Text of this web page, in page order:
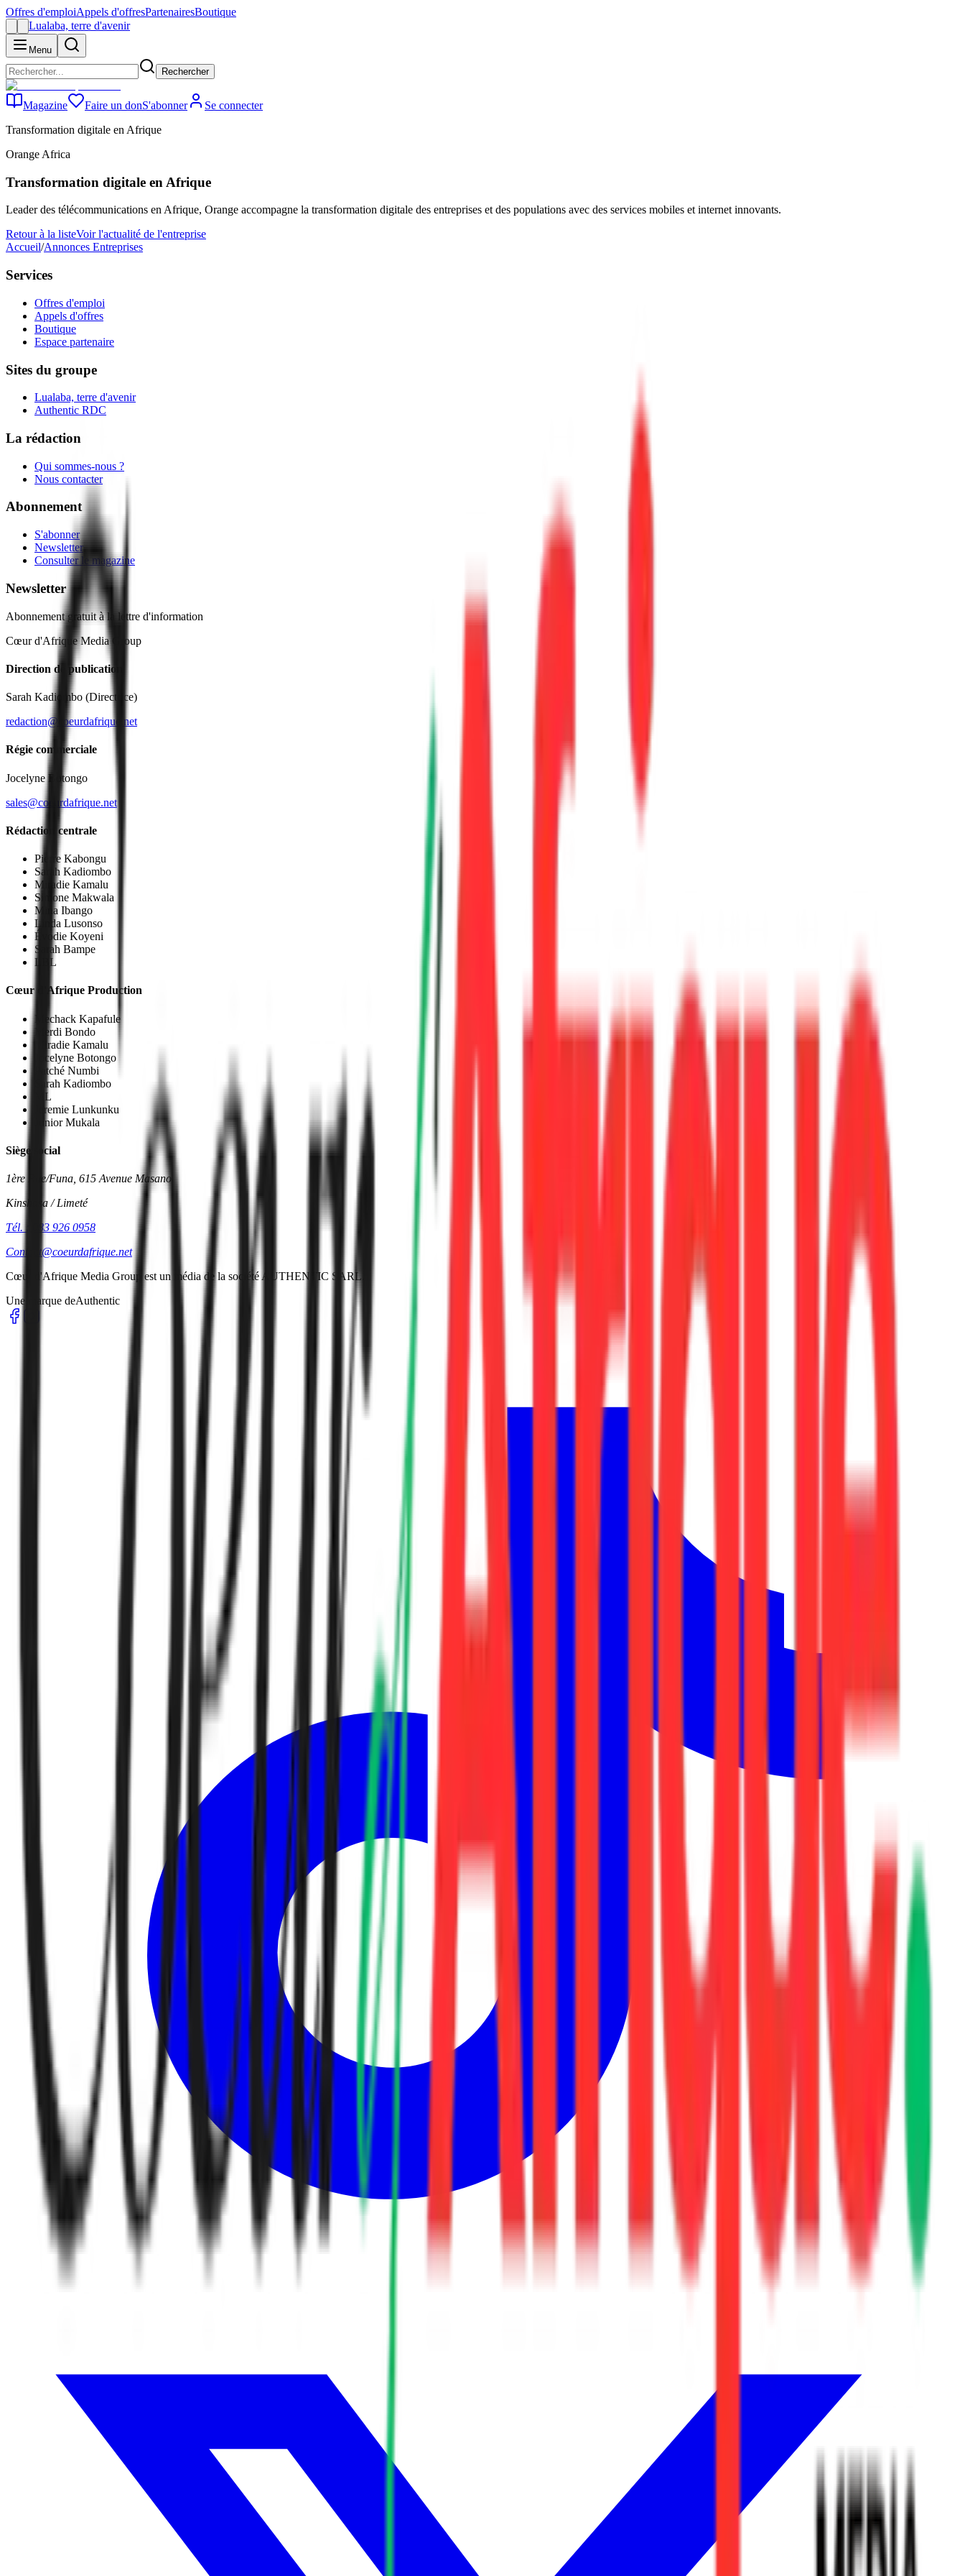
Offres d'emploiAppels d'offresPartenairesBoutique
Lualaba, terre d'avenir
Menu
Rechercher
Magazine Faire un donS'abonner
Se connecter
Transformation digitale en Afrique
Orange Africa
Transformation digitale en Afrique
Leader des télécommunications en Afrique, Orange accompagne la transformation digitale des entreprises et des populations avec des services mobiles et internet innovants.
Retour à la listeVoir l'actualité de l'entreprise
Accueil/Annonces Entreprises
Services
Offres d'emploi
Appels d'offres
Boutique
Espace partenaire
Sites du groupe
Lualaba, terre d'avenir
Authentic RDC
La rédaction
Qui sommes-nous ?
Nous contacter
Abonnement
S'abonner
Newsletter
Consulter le magazine
Newsletter
Abonnement gratuit à la lettre d'information
Cœur d'Afrique Media Group
Direction de publication
Sarah Kadiombo (Directrice)
redaction@coeurdafrique.net
Régie commerciale
Jocelyne Botongo
sales@coeurdafrique.net
Rédaction centrale
Pierre Kabongu
Sarah Kadiombo
Miradie Kamalu
Simone Makwala
Mina Ibango
Linda Lusonso
Évodie Koyeni
Sarah Bampe
LBL
Cœur d'Afrique Production
Mechack Kapafule
Merdi Bondo
Miradie Kamalu
Jocelyne Botongo
Patché Numbi
Sarah Kadiombo
ML
Jeremie Lunkunku
Junior Mukala
Siège social
1ère Rue/Funa, 615 Avenue Masano
Kinshasa / Limeté
Tél. : 083 926 0958
Contact@coeurdafrique.net
Cœur d'Afrique Media Group est un média de la société AUTHENTIC SARL
Une marque deAuthentic